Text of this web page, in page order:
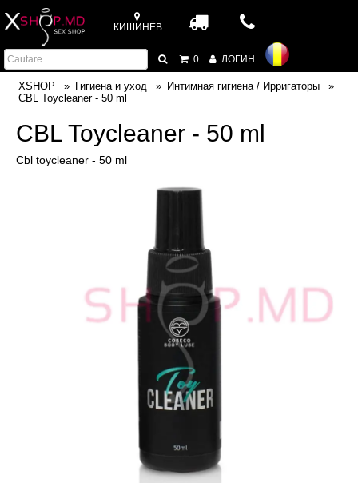
КИШИНЁВ
0 ЛОГИН
XSHOP Гигиена и уход
Интимная гигиена / Ирригаторы
CBL Toycleaner - 50 ml
CBL Toycleaner - 50 ml
Cbl toycleaner - 50 ml